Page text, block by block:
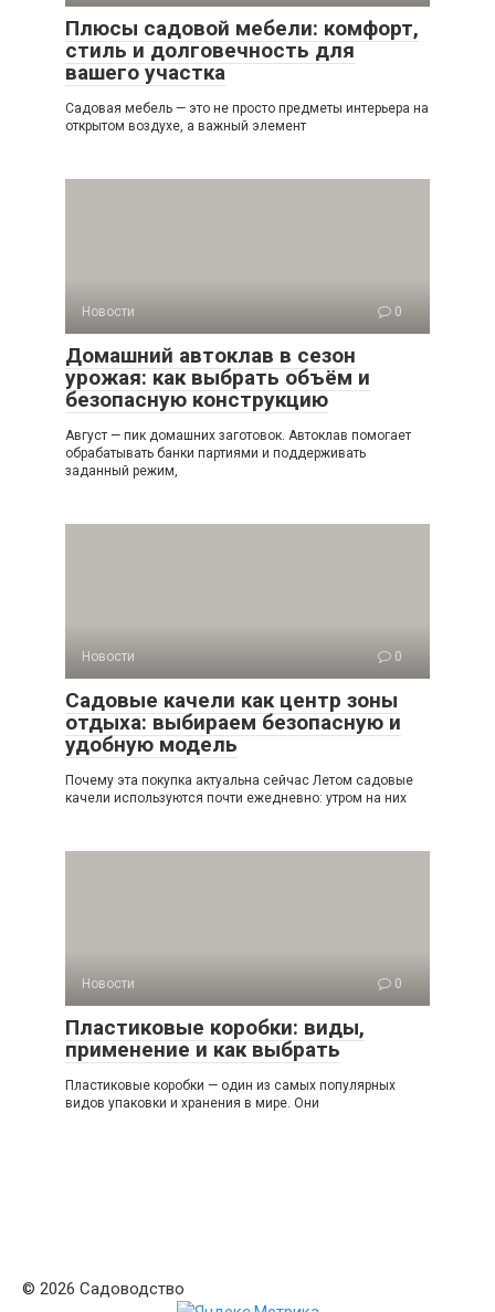
Плюсы садовой мебели: комфорт,
стиль и долговечность для
вашего участка
Садовая мебель — это не просто предметы интерьера на
открытом воздухе, а важный элемент
Новости 0
Домашний автоклав в сезон
урожая: как выбрать объём и
безопасную конструкцию
Август — пик домашних заготовок. Автоклав помогает
обрабатывать банки партиями и поддерживать
заданный режим,
Новости 0
Садовые качели как центр зоны
отдыха: выбираем безопасную и
удобную модель
Почему эта покупка актуальна сейчас Летом садовые
качели используются почти ежедневно: утром на них
Новости 0
Пластиковые коробки: виды,
применение и как выбрать
Пластиковые коробки — один из самых популярных
видов упаковки и хранения в мире. Они
© 2026 Садоводство